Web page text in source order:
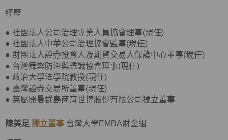
經歷
● 社團法人公司治理專業人員協會理事(現任)
● 社團法人中華公司治理協會監事(現任)
● 財團法人證券投資人及期貨交易人保護中心董事(現任)
● 台灣舞弊防治與鑑識協會理事(現任)
● 政治大學法學院教授(現任)
● 臺灣證券交易所董事(現任)
● 英屬開曼群島商育世博股份有限公司獨立董事
陳美足 獨立董事 台灣大學EMBA財金組